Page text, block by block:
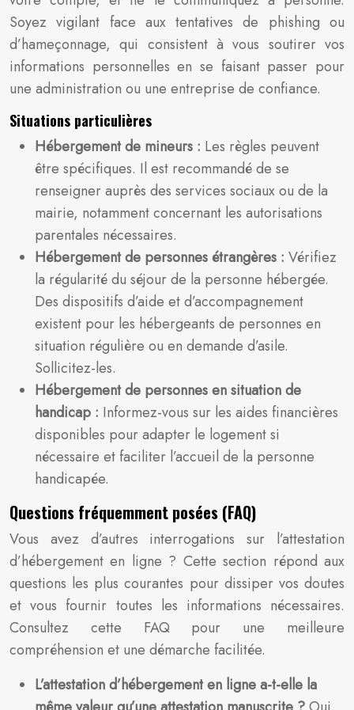
Soyez vigilant face aux tentatives de phishing ou
d’hameçonnage, qui consistent à vous soutirer vos
informations personnelles en se faisant passer pour
une administration ou une entreprise de confiance.
Situations particulières
Hébergement de mineurs : Les règles peuvent
être spécifiques. Il est recommandé de se
renseigner auprès des services sociaux ou de la
mairie, notamment concernant les autorisations
parentales nécessaires.
Hébergement de personnes étrangères : Vérifiez
la régularité du séjour de la personne hébergée.
Des dispositifs d’aide et d’accompagnement
existent pour les hébergeants de personnes en
situation régulière ou en demande d’asile.
Sollicitez-les.
Hébergement de personnes en situation de
handicap : Informez-vous sur les aides financières
disponibles pour adapter le logement si
nécessaire et faciliter l’accueil de la personne
handicapée.
Questions fréquemment posées (FAQ)
Vous avez d’autres interrogations sur l’attestation
d’hébergement en ligne ? Cette section répond aux
questions les plus courantes pour dissiper vos doutes
et vous fournir toutes les informations nécessaires.
Consultez cette FAQ pour une meilleure
compréhension et une démarche facilitée.
L’attestation d’hébergement en ligne a-t-elle la